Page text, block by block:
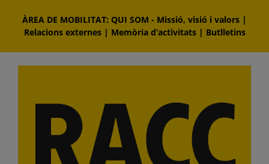
content
ÀREA DE MOBILITAT: QUI SOM - Missió, visió i valors |
Relacions externes| Memòria d‘activitats| Butlletins